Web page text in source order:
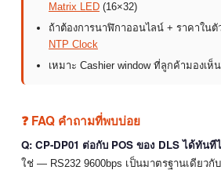
Matrix LED (16×32)
ถ้าต้องการนาฬิกาออนไลน์ + ราคาในตั
NTP Clock
เหมาะ Cashier window ที่ลูกค้ามองเห็
❓ FAQ คำถามที่พบบ่อย
Q: CP-DP01 ต่อกับ POS ของ DLS ได้ทันที
ใช่ — RS232 9600bps เป็นมาตรฐานเดียวกับ